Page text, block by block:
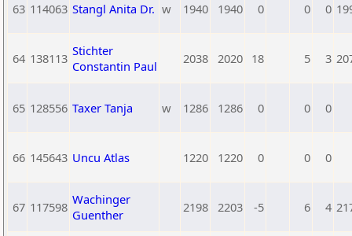
63 114063 Stangl Anita Dr. w 1940 1940 0 0 0
64 138113 Stichter
Constantin Paul
2038 2020 18 5 3
65 128556 Taxer Tanja w 1286 1286 0 0 0
66 145643 Uncu Atlas 1220 1220 0 0 0
67 117598 Wachinger
Guenther
2198 2203 -5 6 4